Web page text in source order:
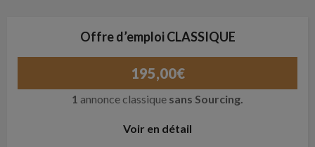
Offre d’emploi CLASSIQUE
195,00€
1 annonce classique sans Sourcing.
Voir en détail